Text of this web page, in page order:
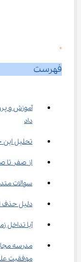
0
فهرست
آموزش و
داد
تحلیل این
از صفر تا
سوالات
دلیل حذف
آیا تداخل
موفقیت